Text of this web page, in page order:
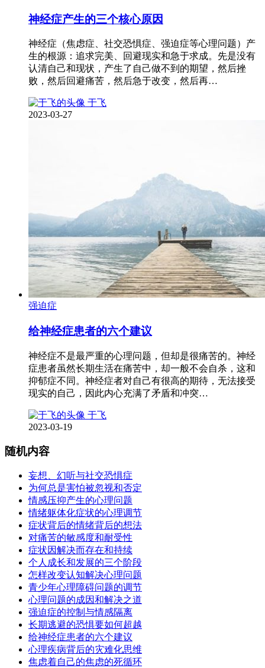
神经症产生的三个核心原因
神经症（焦虑症、社交恐惧症、强迫症等心理问题）产
生的根源：追求完美、回避现实和急于求成。先是没有
认清自己和现状，产生了自己做不到的期望，然后挫
败，然后回避痛苦，然后急于改变，然后再…
于飞
2023-03-27
强迫症
给神经症患者的六个建议
神经症不是最严重的心理问题，但却是很痛苦的。神经
症患者虽然长期生活在痛苦中，却一般不会自杀，这和
抑郁症不同。神经症者对自己有很高的期待，无法接受
现实的自己，因此内心充满了矛盾和冲突…
于飞
2023-03-19
随机内容
妄想、幻听与社交恐惧症
为何总是害怕被忽视和否定
情感压抑产生的心理问题
情绪躯体化症状的心理调节
症状背后的情绪背后的想法
对痛苦的敏感度和耐受性
症状因解决而存在和持续
个人成长和发展的三个阶段
怎样改变认知解决心理问题
青少年心理障碍问题的调节
心理问题的成因和解决之道
强迫症的控制与情感隔离
长期逃避的恐惧要如何超越
给神经症患者的六个建议
心理疾病背后的灾难化思维
焦虑着自己的焦虑的死循环